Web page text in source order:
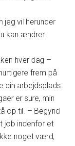
jeg vil herunder
kan ændrer.
hver dag –
frem på
din arbejdsplads.
er sure, min
op til. – Begynd
job indenfor et
noget værd,